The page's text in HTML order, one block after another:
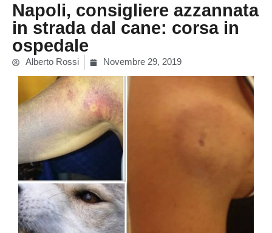
Napoli, consigliere azzannata
in strada dal cane: corsa in
ospedale
Alberto Rossi Novembre 29, 2019